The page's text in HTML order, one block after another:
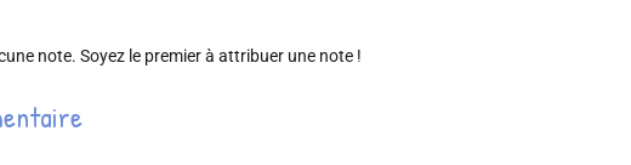
note. Soyez le premier à attribuer une note !